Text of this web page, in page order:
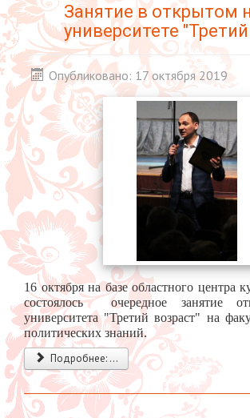
Занятие в открытом
университете
Опубликовано: 17 октября 2019
16 октября на базе областного центра
состоялось очередное занятие
университета "Третий возраст" на
политических знаний.
Подробнее: ...